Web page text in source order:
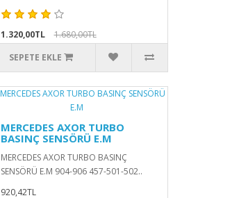
1.320,00TL
1.680,00TL
SEPETE EKLE
MERCEDES AXOR TURBO
BASINÇ SENSÖRÜ E.M
MERCEDES AXOR TURBO BASINÇ
SENSÖRÜ E.M 904-906 457-501-502..
920,42TL